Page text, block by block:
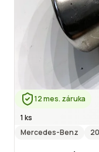
12 mes. záruka
1 ks
Mercedes-Benz